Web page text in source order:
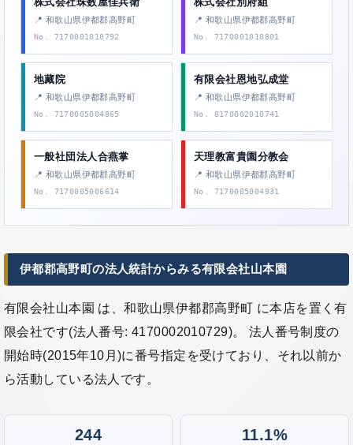
📍 和歌山県伊都郡高野町
No. 7170001010792
📍 和歌山県伊都郡高野町
No. 7170001010801
地藏院
📍 和歌山県伊都郡高野町
No. 7170005004865
有限会社恩地弘成堂
📍 和歌山県伊都郡高野町
No. 8170002010741
一般社団法人合燕掌
📍 和歌山県伊都郡高野町
No. 7170005006614
天理教富貴園分教会
📍 和歌山県伊都郡高野町
No. 7170005004931
伊都郡高野町の法人統計からみる有限会社山本園
有限会社山本園 は、和歌山県伊都郡高野町 に本店を置く有
限会社です(法人番号: 4170002010729)。 法人番号制度の
開始時(2015年10月)に番号指定を受けており、それ以前か
ら活動している法人です。
244 11.1%